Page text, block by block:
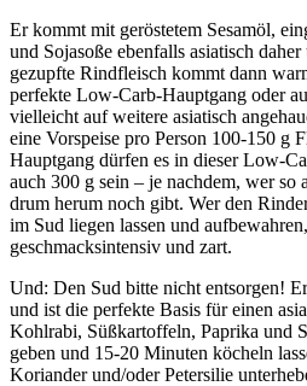
Er kommt mit geröstetem Sesamöl,
und Sojasoße ebenfalls asiatisch
gezupfte Rindfleisch kommt dann
perfekte Low-Carb-Hauptgang oder
vielleicht auf weitere asiatisch
eine Vorspeise pro Person 100-150 g
Hauptgang dürfen es in dieser Low-
auch 300 g sein – je nachdem, wer so
drum herum noch gibt. Wer den
im Sud liegen lassen und
geschmacksintensiv und zart.
Und: Den Sud bitte nicht entsorgen!
und ist die perfekte Basis für einen
Kohlrabi, Süßkartoffeln, Paprika und
geben und 15-20 Minuten köcheln
Koriander und/oder Petersilie